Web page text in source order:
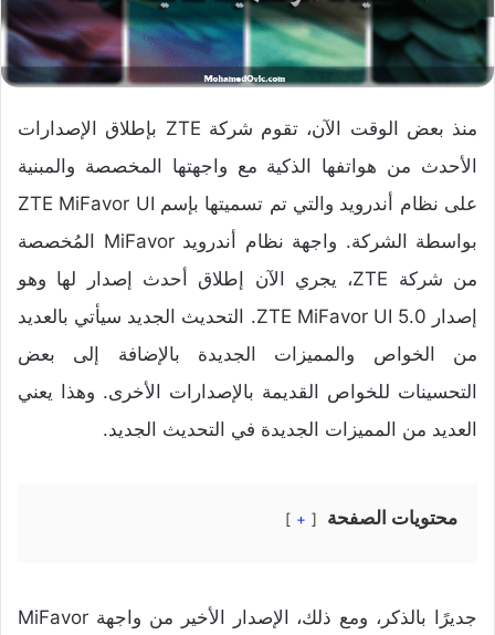
منذ بعض الوقت الآن، تقوم شركة ZTE بإطلاق الإصدارات
الأحدث من هواتفها الذكية مع واجهتها المخصصة والمبنية
على نظام أندرويد والتي تم تسميتها بإسم ZTE MiFavor UI
بواسطة الشركة. واجهة نظام أندرويد MiFavor المُخصصة
من شركة ZTE، يجري الآن إطلاق أحدث إصدار لها وهو
إصدار ZTE MiFavor UI 5.0. التحديث الجديد سيأتي بالعديد
من الخواص والمميزات الجديدة بالإضافة إلى بعض
التحسينات للخواص القديمة بالإصدارات الأخرى. وهذا يعني
العديد من المميزات الجديدة في التحديث الجديد.
محتويات الصفحة +
جديرًا بالذكر، ومع ذلك، الإصدار الأخير من واجهة MiFavor